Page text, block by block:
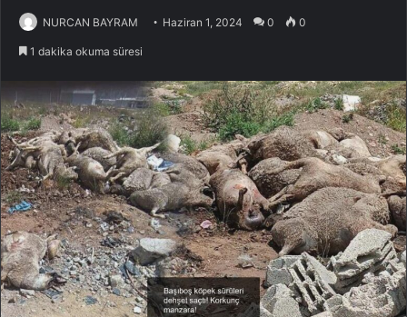
NURCAN BAYRAM Haziran 1, 2024 0 0
1 dakika okuma süresi